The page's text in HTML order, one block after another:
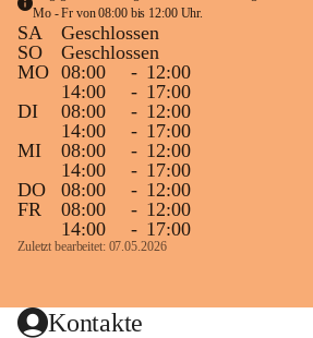
Mo - Fr von 08:00 bis 12:00 Uhr.
SA
Geschlossen
SO
Geschlossen
MO 08:00 - 12:00
14:00
- 17:00
DI
08:00 - 12:00
14:00
- 17:00
MI
08:00 - 12:00
14:00
- 17:00
DO
08:00 - 12:00
FR
08:00 - 12:00
14:00
- 17:00
Zuletzt bearbeitet: 07.05.2026
Kontakte